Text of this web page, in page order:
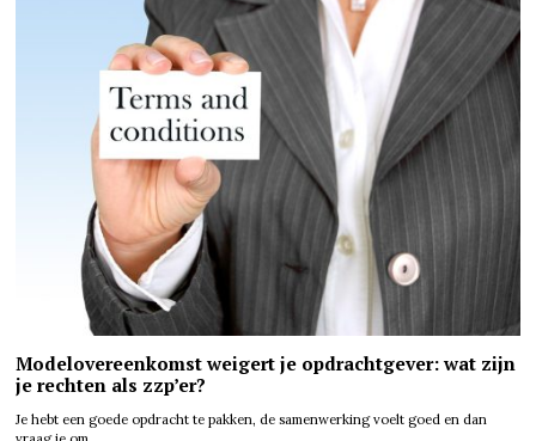
Modelovereenkomst weigert je opdrachtgever: wat zijn
je rechten als zzp’er?
Je hebt een goede opdracht te pakken, de samenwerking voelt goed en dan